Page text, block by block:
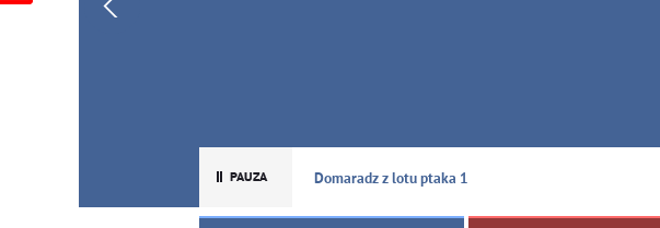
Domaradz z lotu ptaka 1